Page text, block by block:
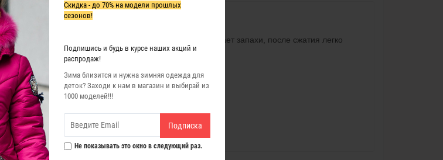
Скидка - до 70% на модели прошлых
сезонов!
Подпишись и будь в курсе наших акций и
распродаж!
Зима близится и нужна зимняя одежда для
деток? Заходи к нам в магазин и выбирай из
1000 моделей!!!
Подписка
Не показывать это окно в следующий раз.
и не рассыпается,мягкий и легкий, не впитывает запахи, после сжатия легко
отбеливателей и хлоросодержащих средств.